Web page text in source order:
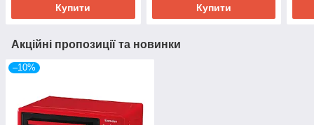
Купити Купити
Акційні пропозиції та новинки
–10%